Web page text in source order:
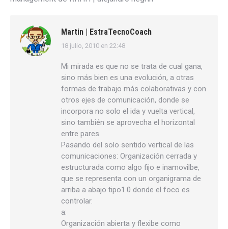
Martin | EstraTecnoCoach
dice:
18 julio, 2010 en 22:48
Mi mirada es que no se trata de cual gana,
sino más bien es una evolución, a otras
formas de trabajo más colaborativas y con
otros ejes de comunicación, donde se
incorpora no solo el ida y vuelta vertical,
sino también se aprovecha el horizontal
entre pares.
Pasando del solo sentido vertical de las
comunicaciones: Organización cerrada y
estructurada como algo fijo e inamovilbe,
que se representa con un organigrama de
arriba a abajo tipo1.0 donde el foco es
controlar.
a:
Organización abierta y flexibe como